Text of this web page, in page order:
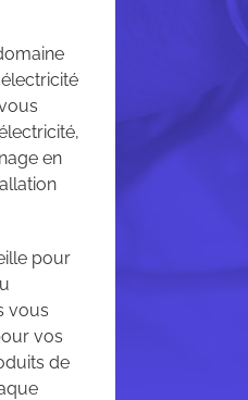
en
pour
vous
vos
de